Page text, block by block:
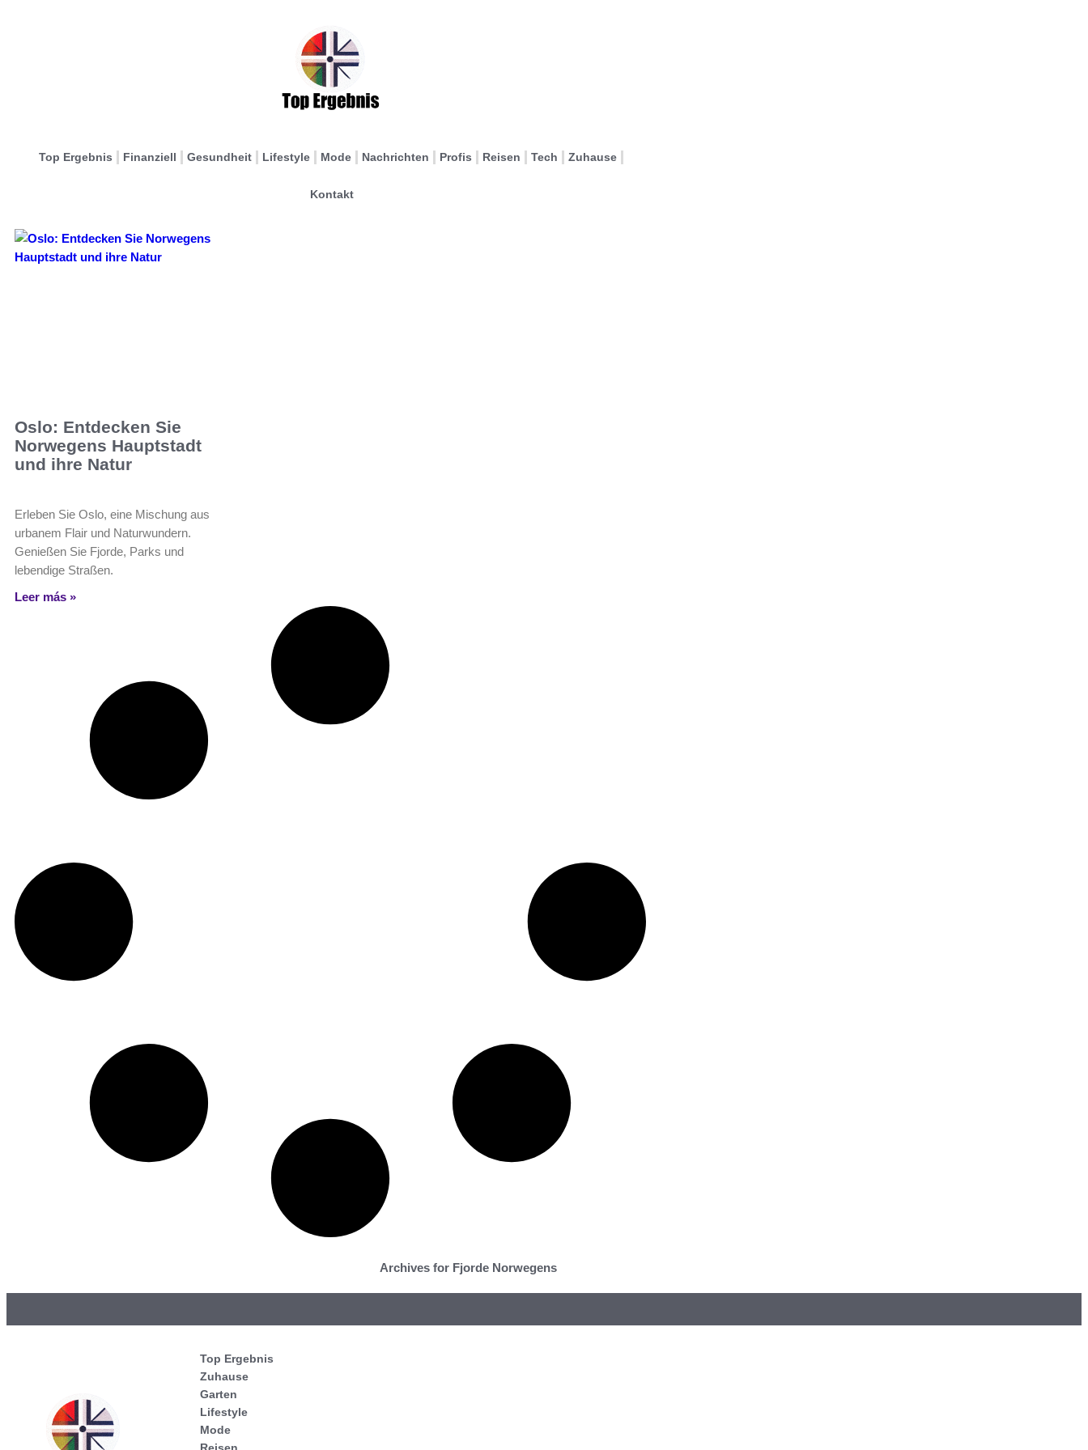
Top Ergebnis Finanziell Gesundheit Lifestyle Mode Nachrichten Profis Reisen Tech Zuhause
Kontakt
Oslo: Entdecken Sie
Norwegens Hauptstadt
und ihre Natur
Erleben Sie Oslo, eine Mischung aus
urbanem Flair und Naturwundern.
Genießen Sie Fjorde, Parks und
lebendige Straßen.
Leer más »
Archives for Fjorde Norwegens
Top Ergebnis
Zuhause
Garten
Lifestyle
Mode